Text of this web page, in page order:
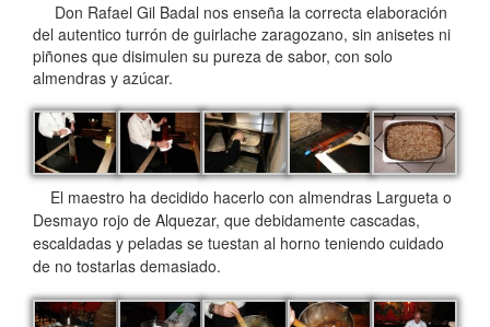
Don Rafael Gil Badal nos enseña la correcta elaboración
del autentico turrón de guirlache zaragozano, sin anisetes ni
piñones que disimulen su pureza de sabor, con solo
almendras y azúcar.
El maestro ha decidido hacerlo con almendras Largueta o
Desmayo rojo de Alquezar, que debidamente cascadas,
escaldadas y peladas se tuestan al horno teniendo cuidado
de no tostarlas demasiado.